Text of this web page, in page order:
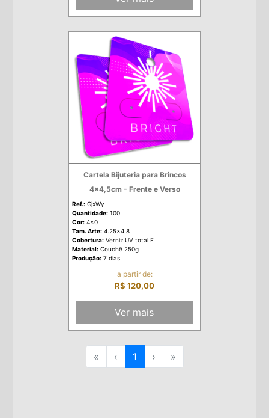
Cartela Bijuteria para Brincos
4x4,5cm - Frente e Verso
Ref.: GjxWy
Quantidade: 100
Cor: 4x0
Tam. Arte: 4.25x4.8
Cobertura: Verniz UV total F
Material: Couchê 250g
Produção: 7 dias
a partir de:
R$ 120,00
Ver mais
« ‹ 1 › »